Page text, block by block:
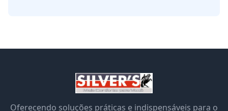
Oferecendo soluções práticas e indispensáveis para o